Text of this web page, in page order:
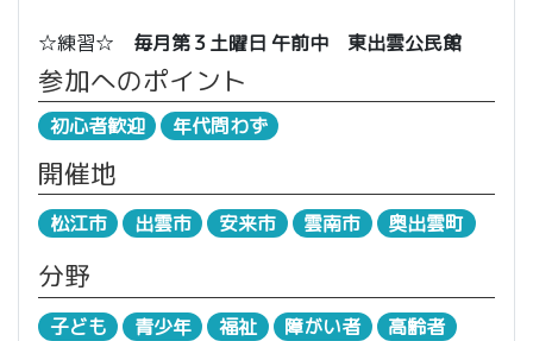
☆練習☆ 毎月第３土曜日 午前中 東出雲公民館
参加へのポイント
初心者歓迎 年代問わず
開催地
松江市 出雲市 安来市 雲南市 奥出雲町
分野
子ども 青少年 福祉 障がい者
高齢者